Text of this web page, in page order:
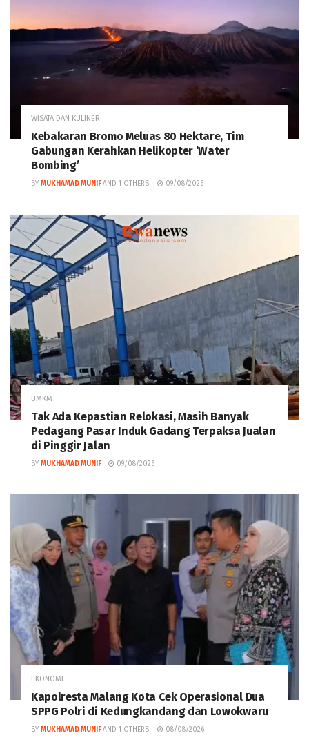
WISATA DAN KULINER
Kebakaran Bromo Meluas 80 Hektare, Tim
Gabungan Kerahkan Helikopter ‘Water
Bombing’
BY MUKHAMAD MUNIF AND 1 OTHERS 09/08/2026
UMKM
Tak Ada Kepastian Relokasi, Masih Banyak
Pedagang Pasar Induk Gadang Terpaksa Jualan
di Pinggir Jalan
BY MUKHAMAD MUNIF 09/08/2026
EKONOMI
Kapolresta Malang Kota Cek Operasional Dua
SPPG Polri di Kedungkandang dan Lowokwaru
BY MUKHAMAD MUNIF AND 1 OTHERS 08/08/2026